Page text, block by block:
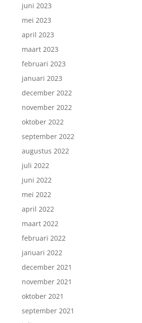
juni 2023
mei 2023
april 2023
maart 2023
februari 2023
januari 2023
december 2022
november 2022
oktober 2022
september 2022
augustus 2022
juli 2022
juni 2022
mei 2022
april 2022
maart 2022
februari 2022
januari 2022
december 2021
november 2021
oktober 2021
september 2021